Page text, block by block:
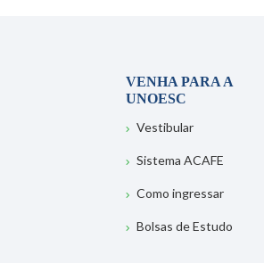
VENHA PARA A
UNOESC
Vestibular
Sistema ACAFE
Como ingressar
Bolsas de Estudo